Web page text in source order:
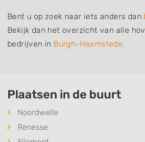
Bent u op zoek naar iets anders dan
Bekijk dan het overzicht van alle
bedrijven in Burgh-Haamstede.
Plaatsen in de buurt
Noordwelle
Renesse